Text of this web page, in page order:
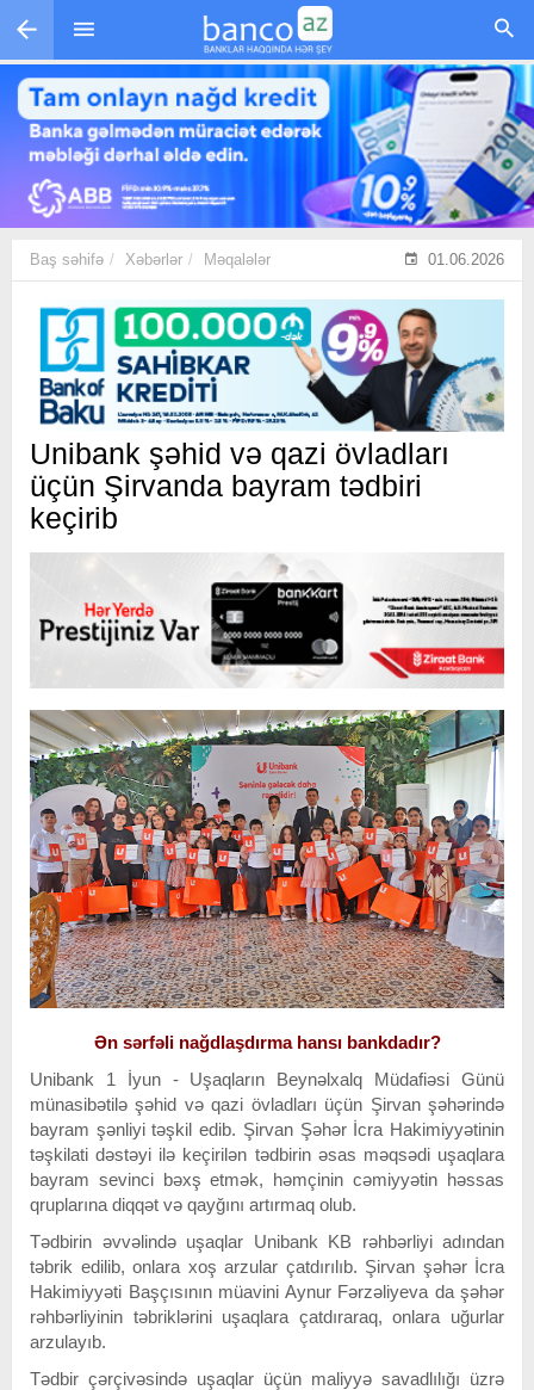
Skip to main content
Baş səhifə Xəbərlər Məqalələr 01.06.2026
Unibank şəhid və qazi övladları
üçün Şirvanda bayram tədbiri
keçirib
Ən sərfəli nağdlaşdırma hansı bankdadır?
Unibank 1 İyun - Uşaqların Beynəlxalq Müdafiəsi Günü
münasibətilə şəhid və qazi övladları üçün Şirvan şəhərində
bayram şənliyi təşkil edib. Şirvan Şəhər İcra Hakimiyyətinin
təşkilati dəstəyi ilə keçirilən tədbirin əsas məqsədi uşaqlara
bayram sevinci bəxş etmək, həmçinin cəmiyyətin həssas
qruplarına diqqət və qayğını artırmaq olub.
Tədbirin əvvəlində uşaqlar Unibank KB rəhbərliyi adından
təbrik edilib, onlara xoş arzular çatdırılıb. Şirvan şəhər İcra
Hakimiyyəti Başçısının müavini Aynur Fərzəliyeva da şəhər
rəhbərliyinin təbriklərini uşaqlara çatdıraraq, onlara uğurlar
arzulayıb.
Tədbir çərçivəsində uşaqlar üçün maliyyə savadlılığı üzrə